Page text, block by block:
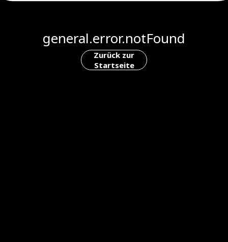
general.error.notFound
Zurück zur
Startseite